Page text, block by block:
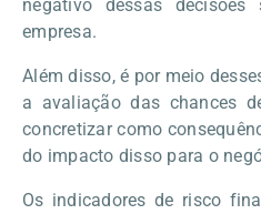
negativo dessas
empresa.
Além disso, é por meio
a avaliação das chances
concretizar como
do impacto disso para o
Os indicadores de risco